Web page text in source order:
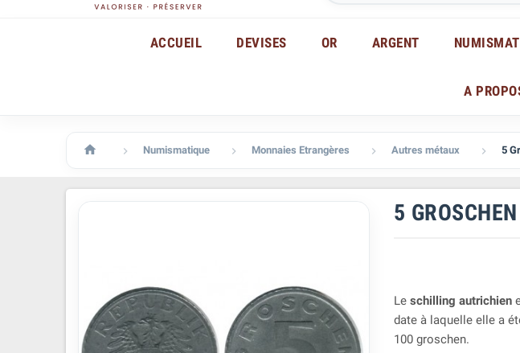
ACCUEIL DEVISES OR ARGENT
A
  Numismatique  Monnaies Etrangères  Autres métaux  5
5
Leschilling autrichien
date à laquelle elle a
100 groschen.